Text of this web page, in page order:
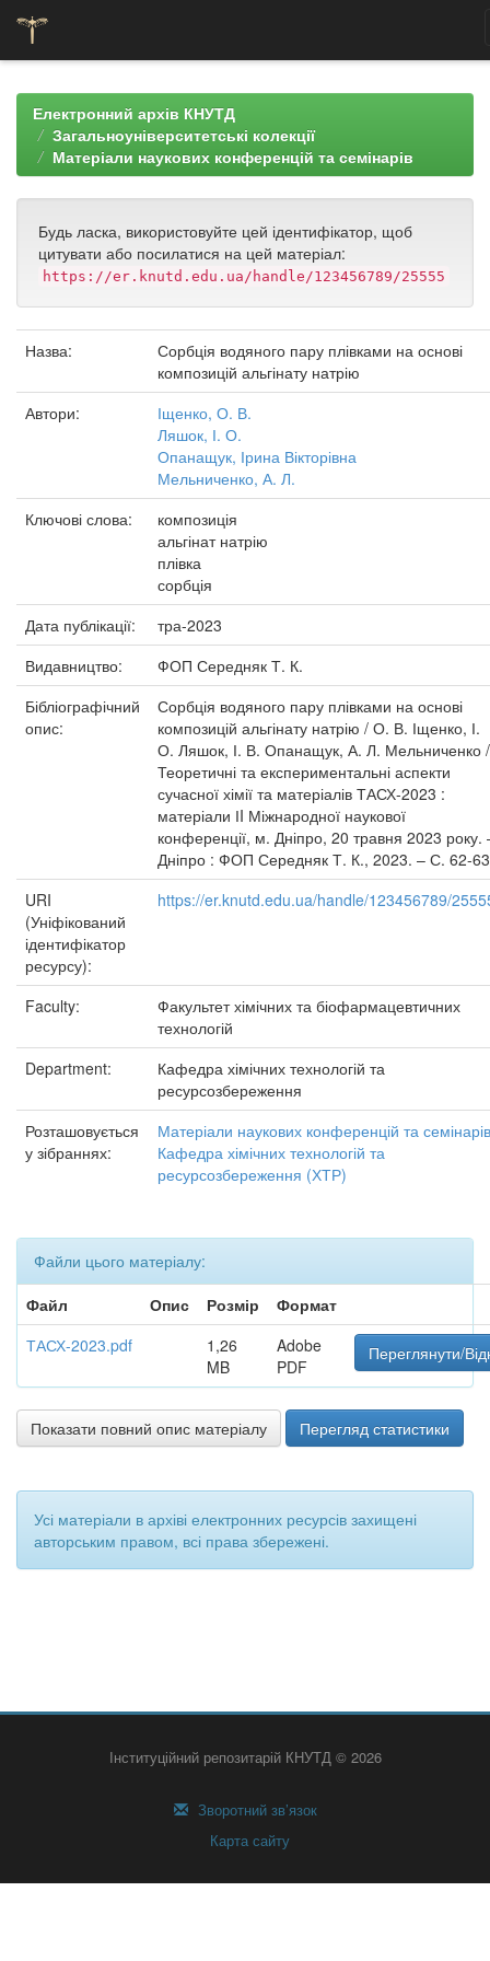
navigationЕлектронний архів КНУТД
Загальноуніверситетські колекції
Матеріали наукових конференцій та семінарів
Будь ласка, використовуйте цей ідентифікатор, щоб
цитувати або посилатися на цей матеріал:
https://er.knutd.edu.ua/handle/123456789/25555
Назва:
Сорбція водяного пару плівками на основі
композицій альгінату натрію
Автори:
Іщенко, О. В.
Ляшок, І. О.
Опанащук, Ірина Вікторівна
Мельниченко, А. Л.
Ключові слова:
композиція
альгінат натрію
плівка
сорбція
Дата публікації:
тра-2023
Видавництво:
ФОП Середняк Т. К.
Бібліографічний
опис:
Сорбція водяного пару плівками на основі
композицій альгінату натрію / О. В. Іщенко, І.
О. Ляшок, І. В. Опанащук, А. Л. Мельниченко
Теоретичні та експериментальні аспекти
сучасної хімії та матеріалів ТАСХ-2023 :
матеріали ІI Міжнародної наукової
конференції, м. Дніпро, 20 травня 2023 року.
Дніпро : ФОП Середняк Т. К., 2023. – С. 62-
URI
(Уніфікований
ідентифікатор
ресурсу):
https://er.knutd.edu.ua/handle/123456789/
Faculty:
Факультет хімічних та біофармацевтичних
технологій
Department:
Кафедра хімічних технологій та
ресурсозбереження
Розташовується
у зібраннях:
Матеріали наукових конференцій та семінарів
Кафедра хімічних технологій та
ресурсозбереження (ХТР)
Файли цього матеріалу:
Файл
Опис Розмір
Формат
ТАСХ-2023.pdf
1,26
MB
Adobe
PDF
Переглянути/
Показати повний опис матеріалу Перегляд статистики
Усі матеріали в архіві електронних ресурсів захищені
авторським правом, всі права збережені.
Інституційний репозитарій КНУТД © 2026
Зворотний зв’язок
Карта сайту